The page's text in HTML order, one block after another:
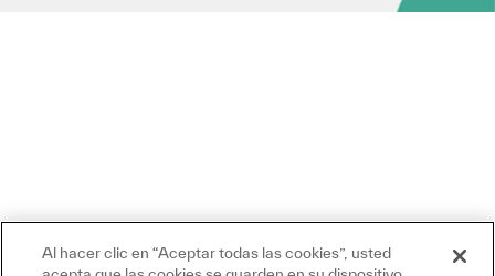
Al hacer clic en “Aceptar todas las cookies”, usted